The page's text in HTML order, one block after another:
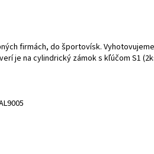
firmách, do športovísk.
je na cylindrický zámok s kľúčom S1